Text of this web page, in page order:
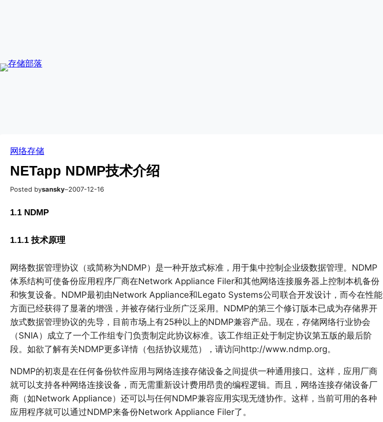
网络存储
NETapp NDMP技术介绍
Posted bysansky–2007-12-16
1.1 NDMP
1.1.1 技术原理
网络数据管理协议（或简称为NDMP）是一种开放式标准，用于集中控制企业级数据管理。NDMP
体系结构可使备份应用程序厂商在Network Appliance Filer和其他网络连接服务器上控制本机备份
和恢复设备。NDMP最初由Network Appliance和Legato Systems公司联合开发设计，而今在性能
方面已经获得了显著的增强，并被存储行业所广泛采用。NDMP的第三个修订版本已成为存储界开
放式数据管理协议的先导，目前市场上有25种以上的NDMP兼容产品。现在，存储网络行业协会
（SNIA）成立了一个工作组专门负责制定此协议标准。该工作组正处于制定协议第五版的最后阶
段。如欲了解有关NDMP更多详情（包括协议规范），请访问http://www.ndmp.org。
NDMP的初衷是在任何备份软件应用与网络连接存储设备之间提供一种通用接口。这样，应用厂商
就可以支持各种网络连接设备，而无需重新设计费用昂贵的编程逻辑。而且，网络连接存储设备厂
商（如Network Appliance）还可以与任何NDMP兼容应用实现无缝协作。这样，当前可用的各种
应用程序就可以通过NDMP来备份Network Appliance Filer了。